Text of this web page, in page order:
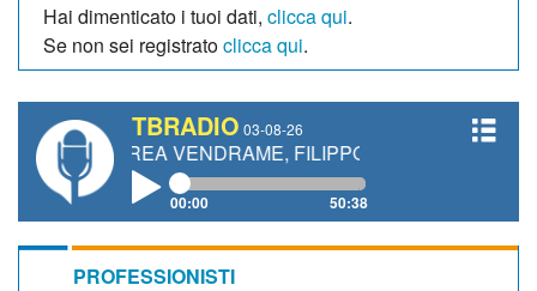
Hai dimenticato i tuoi dati, clicca qui.
Se non sei registratoclicca qui.
TBRADIO 03-08-26
VENDRAME, FILIPPO FIORELLI
00:00 50:38
PROFESSIONISTI